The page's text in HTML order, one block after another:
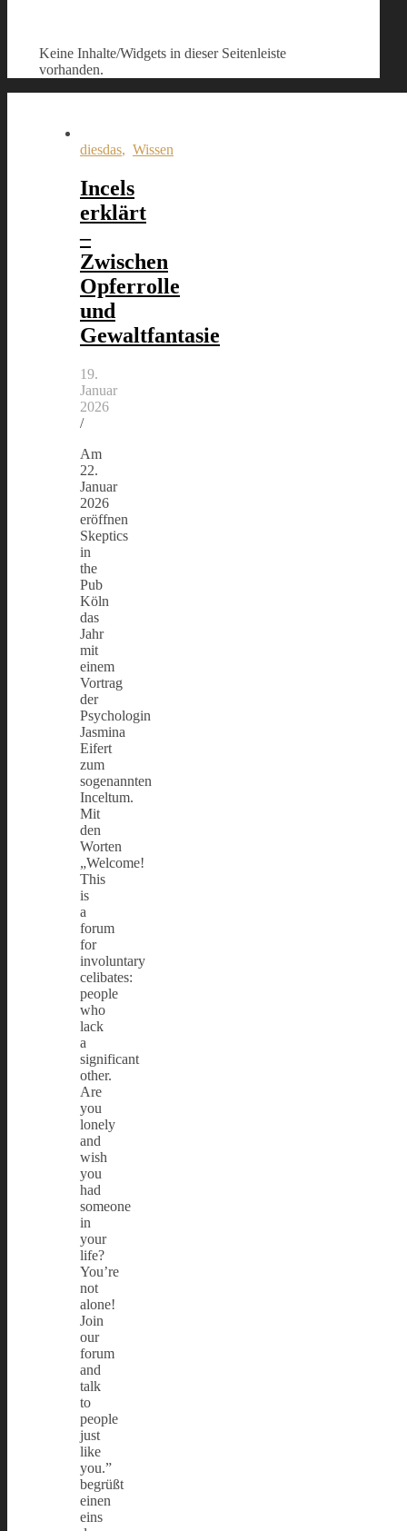
Keine Inhalte/Widgets in dieser Seitenleiste
vorhanden.
diesdas, Wissen
Incels
erklärt
–
Zwischen
Opferrolle
und
Gewaltfantasie
19.
Januar
2026
/
Am
22.
Januar
2026
eröffnen
Skeptics
in
the
Pub
Köln
das
Jahr
mit
einem
Vortrag
der
Psychologin
Jasmina
Eifert
zum
sogenannten
Inceltum.
Mit
den
Worten
„Welcome!
This
is
a
forum
for
involuntary
celibates:
people
who
lack
a
significant
other.
Are
you
lonely
and
wish
you
had
someone
in
your
life?
You’re
not
alone!
Join
our
forum
and
talk
to
people
just
like
you.”
begrüßt
einen
eins